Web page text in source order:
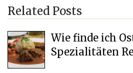
Related Posts
Wie finde ich
Spezialitäten